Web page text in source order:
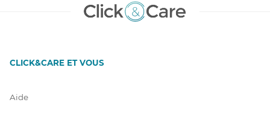
CLICK&CARE ET VOUS
Aide